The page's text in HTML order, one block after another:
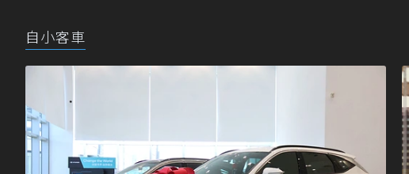
自小客車